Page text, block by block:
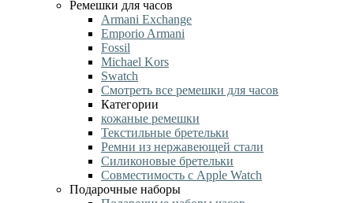
Ремешки для часов
Armani Exchange
Emporio Armani
Fossil
Michael Kors
Swatch
Смотреть все ремешки для часов
Категории
кожаные ремешки
Текстильные бретельки
Ремни из нержавеющей стали
Силиконовые бретельки
Совместимость с Apple Watch
Подарочные наборы